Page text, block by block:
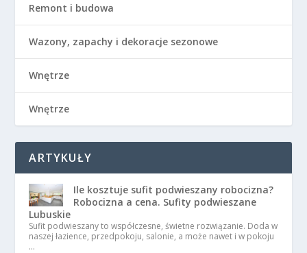
Remont i budowa
Wazony, zapachy i dekoracje sezonowe
Wnętrze
Wnętrze
ARTYKUŁY
Ile kosztuje sufit podwieszany robocizna?
Robocizna a cena. Sufity podwieszane
Lubuskie
Sufit podwieszany to współczesne, świetne rozwiązanie. Doda w
naszej łazience, przedpokoju, salonie, a może nawet i w pokoju
…